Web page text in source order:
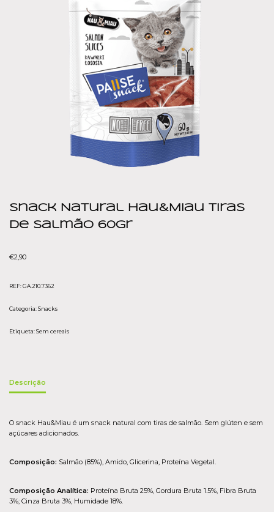
Snack Natural Hau&Miau Tiras
de Salmão 60gr
€2,90
REF:GA.210.7362
Categoria:Snacks
Etiqueta:Sem cereais
Descrição
O snack Hau&Miau é um snack natural com tiras de salmão. Sem glúten e sem
açúcares adicionados.
Composição: Salmão (85%), Amido, Glicerina, Proteína Vegetal.
Composição Analítica: Proteína Bruta 25%, Gordura Bruta 1.5%, Fibra Bruta
3%; Cinza Bruta 3%, Humidade 18%.